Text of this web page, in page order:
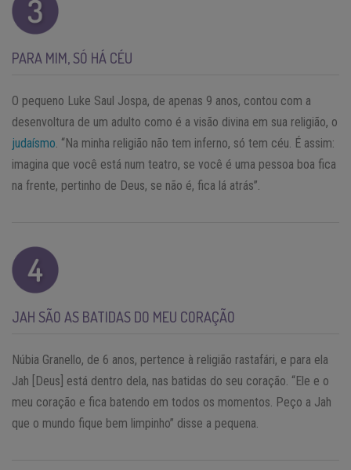
PARA MIM, SÓ HÁ CÉU
O pequeno Luke Saul Jospa, de apenas 9 anos, contou com a
desenvoltura de um adulto como é a visão divina em sua religião, o
judaísmo . “Na minha religião não tem inferno, só tem céu. É assim:
imagina que você está num teatro, se você é uma pessoa boa fica
na frente, pertinho de Deus, se não é, fica lá atrás”.
JAH SÃO AS BATIDAS DO MEU CORAÇÃO
Núbia Granello, de 6 anos, pertence à religião rastafári, e para ela
Jah [Deus] está dentro dela, nas batidas do seu coração. “Ele e o
meu coração e fica batendo em todos os momentos. Peço a Jah
que o mundo fique bem limpinho” disse a pequena.